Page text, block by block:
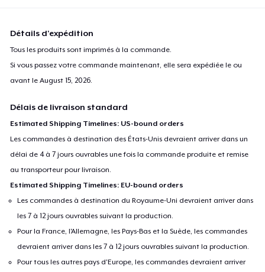
Détails d'expédition
Tous les produits sont imprimés à la commande.
Si vous passez votre commande maintenant, elle sera expédiée le ou
avant leAugust 15, 2026.
Délais de livraison standard
Estimated Shipping Timelines: US-bound orders
Les commandes à destination des États-Unis devraient arriver dans un
délai de 4 à 7 jours ouvrables une fois la commande produite et remise
au transporteur pour livraison.
Estimated Shipping Timelines: EU-bound orders
Les commandes à destination du Royaume-Uni devraient arriver dans
les 7 à 12 jours ouvrables suivant la production.
Pour la France, l'Allemagne, les Pays-Bas et la Suède, les commandes
devraient arriver dans les 7 à 12 jours ouvrables suivant la production.
Pour tous les autres pays d'Europe, les commandes devraient arriver